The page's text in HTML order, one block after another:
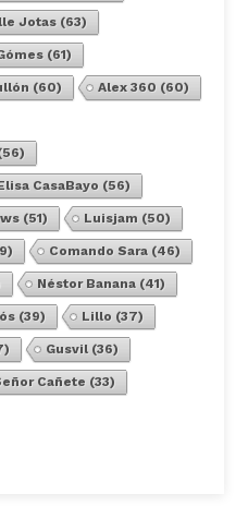
Jotas(63)
(61)
(60) Alex 360 (60)
CasaBayo (56)
(51) Luisjam (50)
Comando Sara(46)
Néstor Banana(41)
(39) Lillo (37)
Gusvil(36)
Cañete (33)